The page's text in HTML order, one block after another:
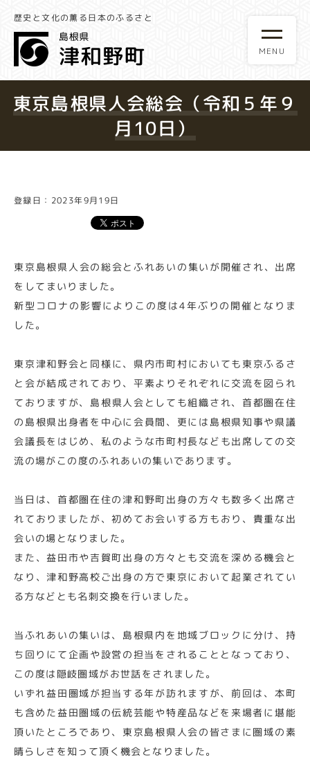
歴史と文化の薫る日本のふるさと
東京島根県人会総会（令和５年９
月10日）
登録日：2023年9月19日
東京島根県人会の総会とふれあいの集いが開催され、出席
をしてまいりました。
新型コロナの影響によりこの度は4年ぶりの開催となりま
した。
東京津和野会と同様に、県内市町村においても東京ふるさ
と会が結成されており、平素よりそれぞれに交流を図られ
ておりますが、島根県人会としても組織され、首都圏在住
の島根県出身者を中心に会員間、更には島根県知事や県議
会議長をはじめ、私のような市町村長なども出席しての交
流の場がこの度のふれあいの集いであります。
当日は、首都圏在住の津和野町出身の方々も数多く出席さ
れておりましたが、初めてお会いする方もおり、貴重な出
会いの場となりました。
また、益田市や吉賀町出身の方々とも交流を深める機会と
なり、津和野高校ご出身の方で東京において起業されてい
る方などとも名刺交換を行いました。
当ふれあいの集いは、島根県内を地域ブロックに分け、持
ち回りにて企画や設営の担当をされることとなっており、
この度は隠岐圏域がお世話をされました。
いずれ益田圏域が担当する年が訪れますが、前回は、本町
も含めた益田圏域の伝統芸能や特産品などを来場者に堪能
頂いたところであり、東京島根県人会の皆さまに圏域の素
晴らしさを知って頂く機会となりました。